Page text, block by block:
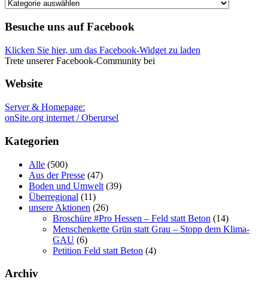
Weitere
Besuche uns auf Facebook
Klicken Sie hier, um das Facebook-Widget zu laden
Trete unserer Facebook-Community bei
Website
Server & Homepage:
onSite.org internet / Oberursel
Kategorien
Alle (500)
Aus der Presse (47)
Boden und Umwelt (39)
Überregional (11)
unsere Aktionen (26)
Broschüre #Pro Hessen – Feld statt Beton (14)
Menschenkette Grün statt Grau – Stopp dem Klima-
GAU (6)
Petition Feld statt Beton (4)
Archiv